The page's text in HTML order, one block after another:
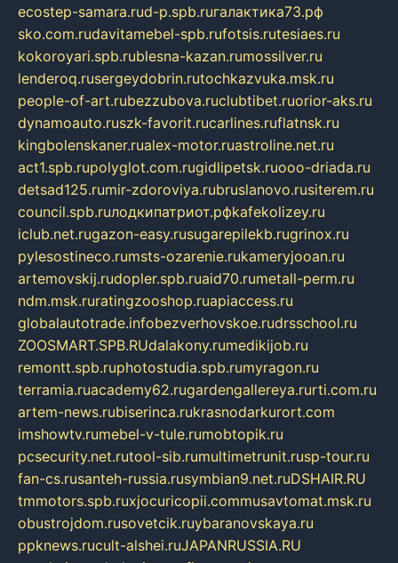
ecostep-samara.rud-p.spb.ruгалактика73.рф
sko.com.rudavitamebel-spb.rufotsis.rutesiaes.ru
kokoroyari.spb.rublesna-kazan.rumossilver.ru
lenderoq.rusergeydobrin.rutochkazvuka.msk.ru
people-of-art.rubezzubova.ruclubtibet.ruorior-aks.ru
dynamoauto.ruszk-favorit.rucarlines.ruflatnsk.ru
kingbolenskaner.rualex-motor.ruastroline.net.ru
act1.spb.rupolyglot.com.rugidlipetsk.ruooo-driada.ru
detsad125.rumir-zdoroviya.rubruslanovo.rusiterem.ru
council.spb.ruлодкипатриот.рфkafekolizey.ru
iclub.net.rugazon-easy.rusugarepilekb.rugrinox.ru
pylesostineco.rumsts-ozarenie.rukameryjooan.ru
artemovskij.rudopler.spb.ruaid70.rumetall-perm.ru
ndm.msk.ruratingzooshop.ruapiaccess.ru
globalautotrade.infobezverhovskoe.rudrsschool.ru
ZOOSMART.SPB.RUdalakony.rumedikijob.ru
remontt.spb.ruphotostudia.spb.rumyragon.ru
terramia.ruacademy62.rugardengallereya.rurti.com.ru
artem-news.rubiserinca.rukrasnodarkurort.com
imshowtv.rumebel-v-tule.rumobtopik.ru
pcsecurity.net.rutool-sib.rumultimetrunit.rusp-tour.ru
fan-cs.rusanteh-russia.rusymbian9.net.ruDSHAIR.RU
tmmotors.spb.ruxjocuricopii.commusavtomat.msk.ru
obustrojdom.rusovetcik.ruybaranovskaya.ru
ppknews.rucult-alshei.ruJAPANRUSSIA.RU